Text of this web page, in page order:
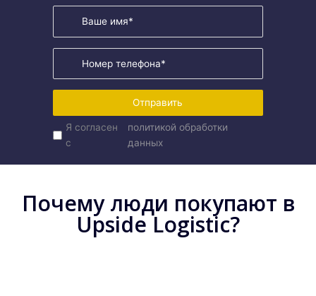
Отправить
Я согласен
с
политикой обработки
данных
Почему люди покупают в
Upside Logistic?